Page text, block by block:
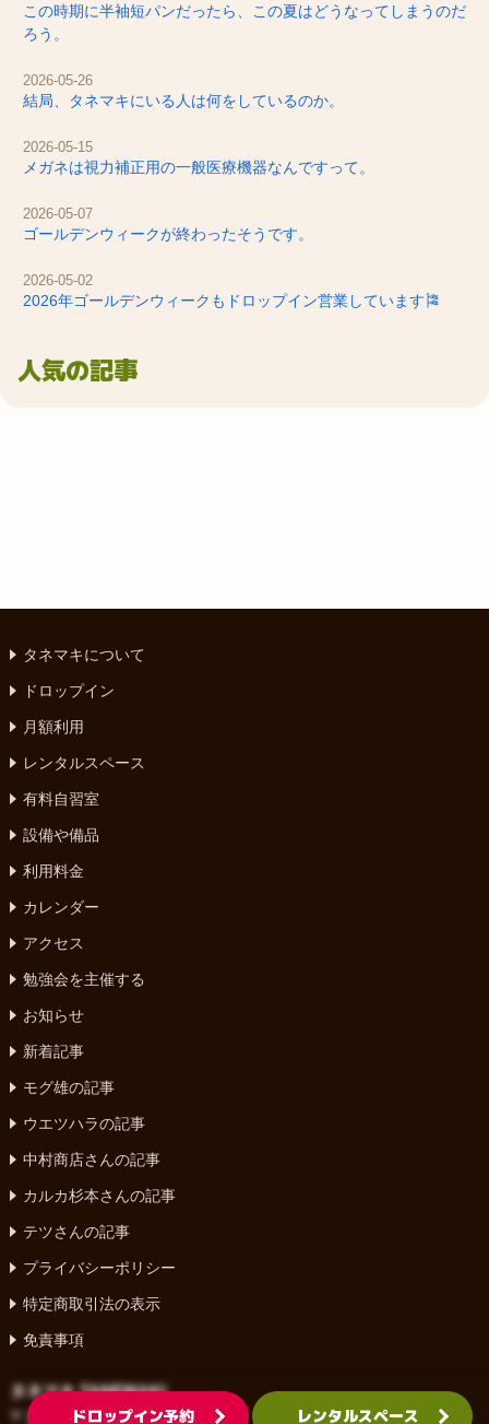
この時期に半袖短パンだったら、この夏はどうなってしまうのだ
ろう。
2026-05-26
結局、タネマキにいる人は何をしているのか。
2026-05-15
メガネは視力補正用の一般医療機器なんですって。
2026-05-07
ゴールデンウィークが終わったそうです。
2026-05-02
2026年ゴールデンウィークもドロップイン営業しています🎏
人気の記事
タネマキについて
ドロップイン
月額利用
レンタルスペース
有料自習室
設備や備品
利用料金
カレンダー
アクセス
勉強会を主催する
お知らせ
新着記事
モグ雄の記事
ウエツハラの記事
中村商店さんの記事
カルカ杉本さんの記事
テツさんの記事
プライバシーポリシー
特定商取引法の表示
免責事項
タネマキ TANEMAKI
〒220-0073ドロップイン予約 レンタルスペース